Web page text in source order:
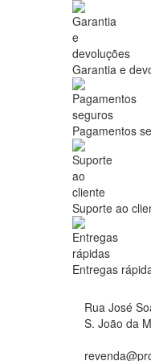
Garantia e
Pagamentos
Suporte ao
Entregas
Rua José
S. João da